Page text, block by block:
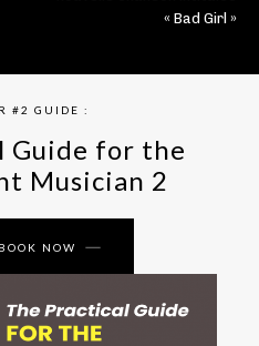
« Bad Girl »
#2 GUIDE :
Guide for the
Musician 2
NOW